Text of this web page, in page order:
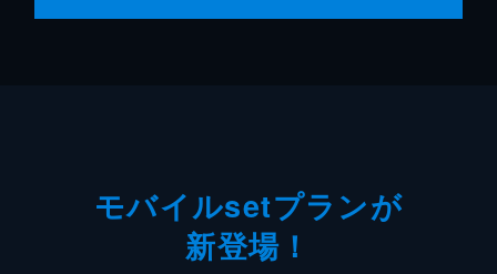
モバイルsetプランが
新登場！